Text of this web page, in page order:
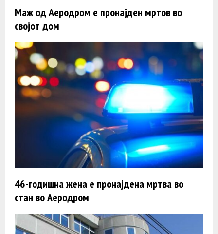
Маж од Аеродром е пронајден мртов во
својот дом
46-годишна жена е пронајдена мртва во
стан во Аеродром